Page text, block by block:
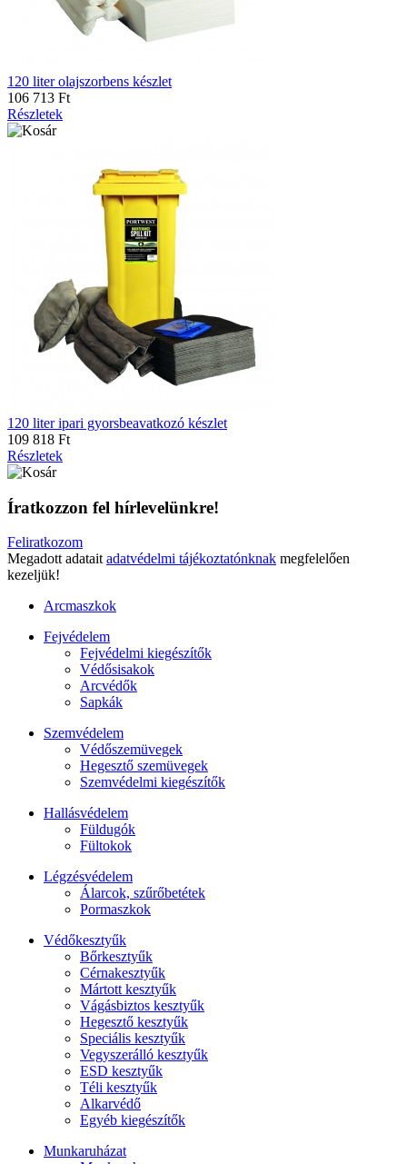
120 liter olajszorbens készlet
106 713 Ft
Részletek
120 liter ipari gyorsbeavatkozó készlet
109 818 Ft
Részletek
Íratkozzon fel hírlevelünkre!
Feliratkozom
Megadott adatait adatvédelmi tájékoztatónknak megfelelően
kezeljük!
Arcmaszkok
Fejvédelem
Fejvédelmi kiegészítők
Védősisakok
Arcvédők
Sapkák
Szemvédelem
Védőszemüvegek
Hegesztő szemüvegek
Szemvédelmi kiegészítők
Hallásvédelem
Füldugók
Fültokok
Légzésvédelem
Álarcok, szűrőbetétek
Pormaszkok
Védőkesztyűk
Bőrkesztyűk
Cérnakesztyűk
Mártott kesztyűk
Vágásbiztos kesztyűk
Hegesztő kesztyűk
Speciális kesztyűk
Vegyszerálló kesztyűk
ESD kesztyűk
Téli kesztyűk
Alkarvédő
Egyéb kiegészítők
Munkaruházat